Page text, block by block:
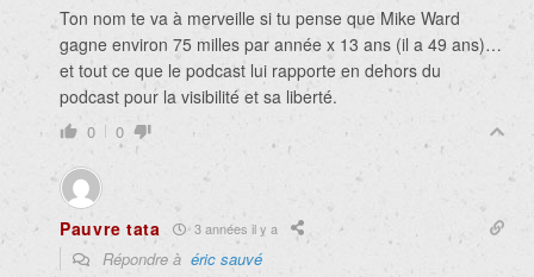
Ton nom te va à merveille si tu pense que Mike Ward
gagne environ 75 milles par année x 13 ans (il a 49 ans)…
et tout ce que le podcast lui rapporte en dehors du
podcast pour la visibilité et sa liberté.
0 0
Pauvre tata 3 années il y a
Répondre à éric sauvé